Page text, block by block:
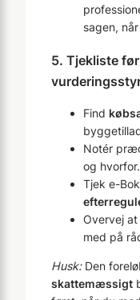
sagen,
5. Tjekliste
Find
Notér
og hvorfor.
Tjek e-
Overvej
med på
Husk:Den
skattemæssigt